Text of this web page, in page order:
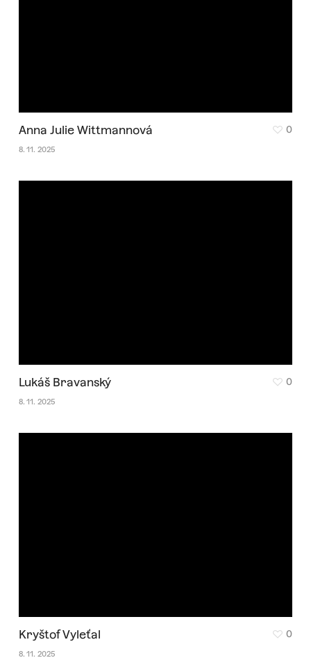
Anna Julie Wittmannová
8. 11. 2025
0
Lukáš Bravanský
8. 11. 2025
0
Kryštof Vyleťal
8. 11. 2025
0